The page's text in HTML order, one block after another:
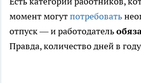
момент могутпотребовать
отпуск — и работодатель
Правда, количество дней в